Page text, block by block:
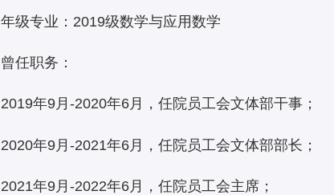
年级专业：2019级数学与应用数学
曾任职务：
2019年9月-2020年6月，任院员工会文体部干事；
2020年9月-2021年6月，任院员工会文体部部长；
2021年9月-2022年6月，任院员工会主席；